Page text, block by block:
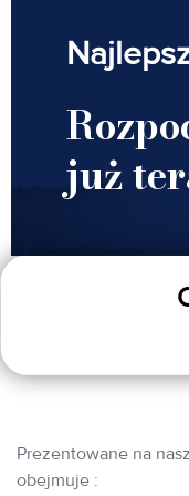
już
Prezentowane na
obejmuje :